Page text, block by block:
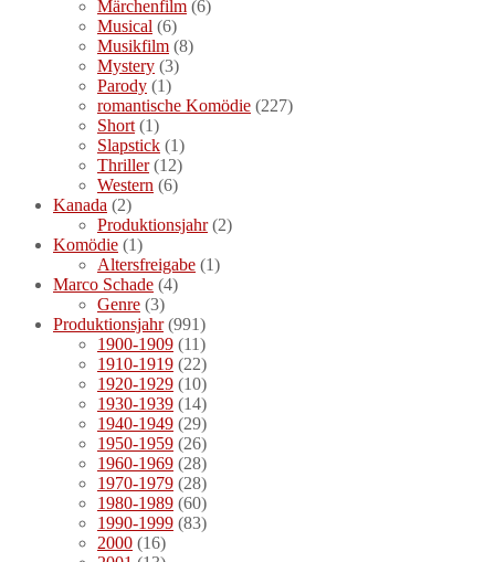
Märchenfilm (6)
Musical (6)
Musikfilm (8)
Mystery (3)
Parody (1)
romantische Komödie (227)
Short (1)
Slapstick (1)
Thriller(12)
Western (6)
Kanada (2)
Produktionsjahr(2)
Komödie (1)
Altersfreigabe (1)
Marco Schade (4)
Genre (3)
Produktionsjahr(991)
1900-1909 (11)
1910-1919 (22)
1920-1929 (10)
1930-1939 (14)
1940-1949 (29)
1950-1959 (26)
1960-1969 (28)
1970-1979 (28)
1980-1989 (60)
1990-1999 (83)
2000 (16)